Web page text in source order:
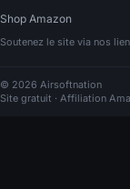
Shop Amazon
Soutenez le site via nos
© 2026 Airsoftnation
Site gratuit · Affiliation